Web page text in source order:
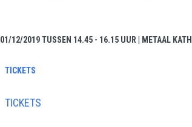
01/12/2019 TUSSEN 14.45 - 16.15 UUR | METAAL
TICKETS
TICKETS